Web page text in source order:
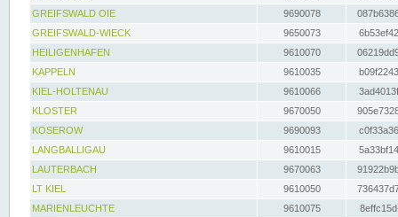
GREIFSWALD OIE
9690078
GREIFSWALD-WIECK
9650073
HEILIGENHAFEN
9610070
KAPPELN
9610035
KIEL-HOLTENAU
9610066
KLOSTER
9670050
KOSEROW
9690093
LANGBALLIGAU
9610015
LAUTERBACH
9670063
LT KIEL
9610050
MARIENLEUCHTE
9610075